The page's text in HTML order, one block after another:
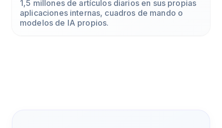
1,5 millones de artículos diarios en sus propias
aplicaciones internas, cuadros de mando o
modelos de IA propios.